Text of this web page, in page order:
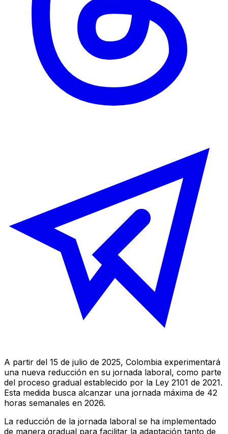
A partir del 15 de julio de 2025, Colombia experimentará
una nueva reducción en su jornada laboral, como parte
del proceso gradual establecido por la Ley 2101 de 2021.
Esta medida busca alcanzar una jornada máxima de 42
horas semanales en 2026.
La reducción de la jornada laboral se ha implementado
de manera gradual para facilitar la adaptación tanto de